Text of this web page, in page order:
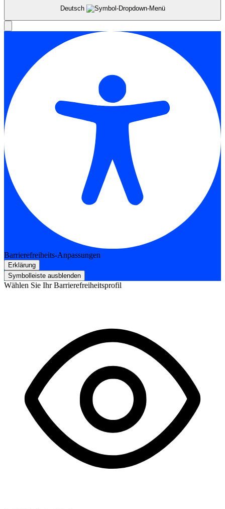
Deutsch
Barrierefreiheits-Anpassungen
Erklärung
Symbolleiste ausblenden
Wählen Sie Ihr Barrierefreiheitsprofil